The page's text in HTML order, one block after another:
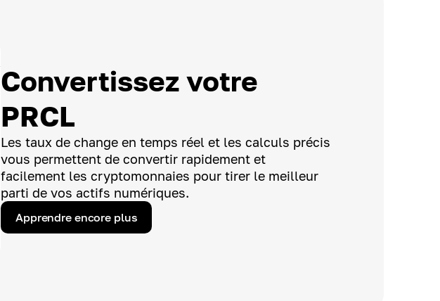
Convertissez votre
PRCL
Les taux de change en temps réel et les calculs précis
vous permettent de convertir rapidement et
facilement les cryptomonnaies pour tirer le meilleur
parti de vos actifs numériques.
Apprendre encore plus